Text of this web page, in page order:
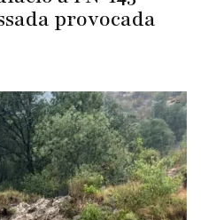
provocada